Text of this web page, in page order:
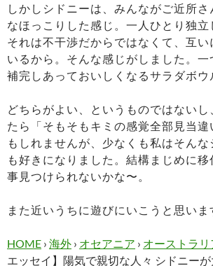
しかしシドニーは、みんながご近所
なほっこりした感じ。一人ひとり独立
それは不干渉だからではなくて、互
いるから。そんな感じがしました。
補完しあっておいしくなるサラダボウ
どちらがよい、というものではない
たら「そもそもキミの感覚全部見当
もしれませんが、少なくも私はそん
も好きになりました。結構まじめに
事見つけられないかな〜。
また近いうちに遊びにいこうと思いま
HOME › 海外 › オセアニア › オーストラリ
エッセイ】陽気で親切な人々 シドニー